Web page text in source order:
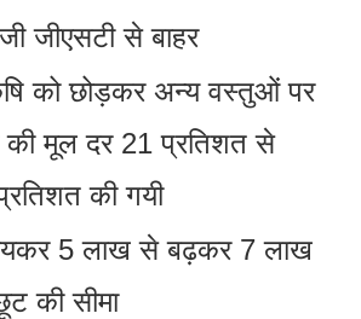
जीएसटी से बाहर
को छोड़कर अन्य वस्तुओं पर
मूल दर 21 प्रतिशत से
की गयी
5 लाख से बढ़कर 7 लाख
की सीमा